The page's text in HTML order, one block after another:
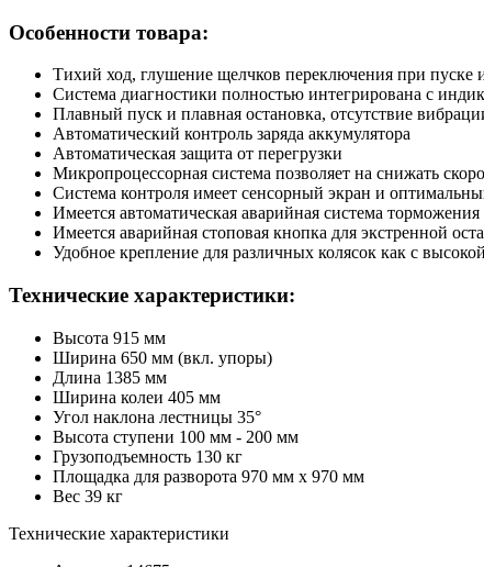
Особенности товара:
Тихий ход, глушение щелчков переключения при пуске
Система диагностики полностью интегрирована с
Плавный пуск и плавная остановка, отсутствие
Автоматический контроль заряда аккумулятора
Автоматическая защита от перегрузки
Микропроцессорная система позволяет на снижать
Система контроля имеет сенсорный экран и
Имеется автоматическая аварийная система
Имеется аварийная стоповая кнопка для экстренной
Удобное крепление для различных колясок как с
Технические характеристики:
Высота 915 мм
Ширина 650 мм (вкл. упоры)
Длина 1385 мм
Ширина колеи 405 мм
Угол наклона лестницы 35°
Высота ступени 100 мм - 200 мм
Грузоподъемность 130 кг
Площадка для разворота 970 мм х 970 мм
Вес 39 кг
Технические характеристики